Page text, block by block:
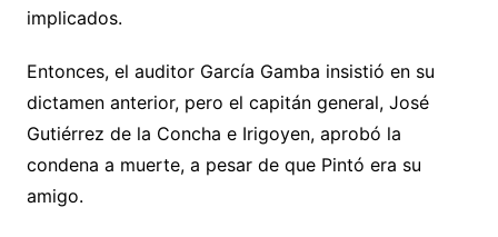
implicados.
Entonces, el auditor García Gamba insistió en su
dictamen anterior, pero el capitán general, José
Gutiérrez de la Concha e Irigoyen, aprobó la
condena a muerte, a pesar de que Pintó era su
amigo.